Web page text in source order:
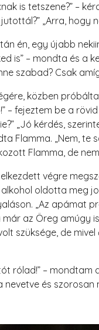
is tetszene?” –
„Arra, hogy
én, egy újabb
is” – mondta és a
szabad? Csak
közben
– fejeztem be a
„Jó kérdés,
Flamma. „Nem,
Flamma, de
végre
oldotta meg
„Az apámat
az Öreg amúgy
szüksége, de
rólad!” –
nevetve és